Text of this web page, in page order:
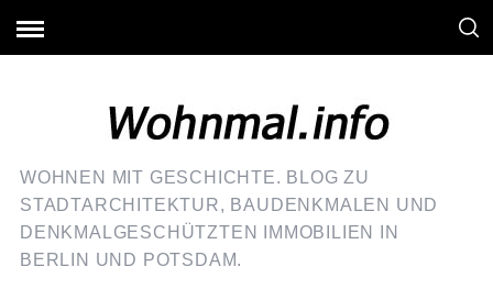
WOHNEN MIT GESCHICHTE. BLOG ZU
STADTARCHITEKTUR, BAUDENKMALEN UND
DENKMALGESCHÜTZTEN IMMOBILIEN IN
BERLIN UND POTSDAM.